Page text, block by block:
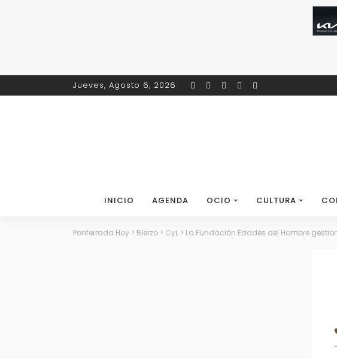
Jueves, Agosto 6, 2026
INICIO AGENDA OCIO CULTURA
Ponferrada Hoy > Bierzo > CyL > La Fundación Edades del Hombre